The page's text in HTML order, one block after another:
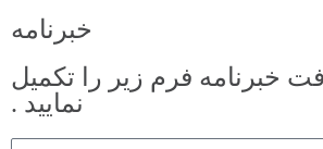
خبرنامه
خبرنامه فرم زیر را تکمیل
نمایید .